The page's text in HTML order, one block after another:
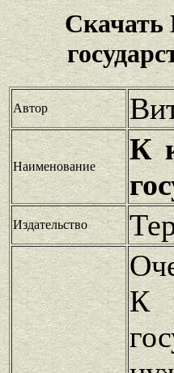
Скачать
Автор
Наименование
К
Издательство
К